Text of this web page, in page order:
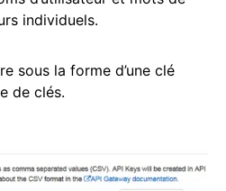
individuels.
sous la forme d’une clé
de clés.